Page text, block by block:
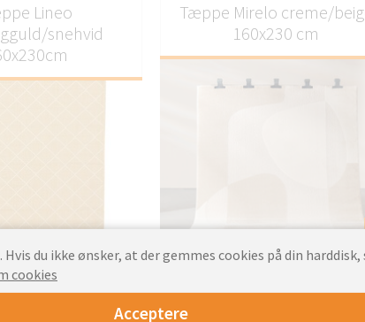
TILPAS
Lineo
snehvid
EUR
TILPAS
Tæppe Mirelo creme/
160x230 cm
du ikke ønsker, at der gemmes cookies på din
cookies
Acceptere